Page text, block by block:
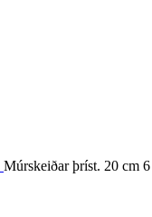
Múrskeiðar þríst. 20 cm 6